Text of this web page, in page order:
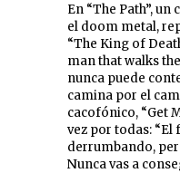
En “The Path”,
el doom metal,
“The King of
man that walks
nunca puede
camina por el
cacofónico, “Get
vez por todas: “El
derrumbando,
Nunca vas a